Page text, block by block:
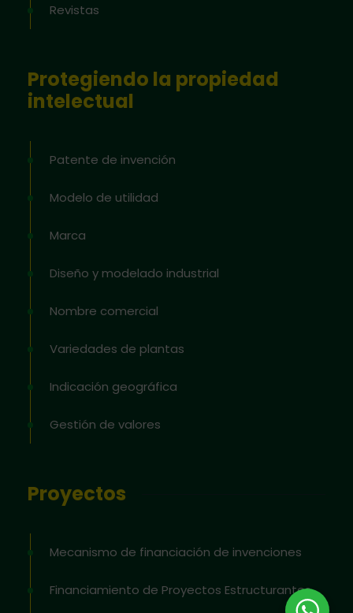
Revistas
Protegiendo la propiedad
intelectual
Patente de invención
Modelo de utilidad
Marca
Diseño y modelado industrial
Nombre comercial
Variedades de plantas
Indicación geográfica
Gestión de valores
Proyectos
Mecanismo de financiación de invenciones
Financiamiento de Proyectos Estructurantes